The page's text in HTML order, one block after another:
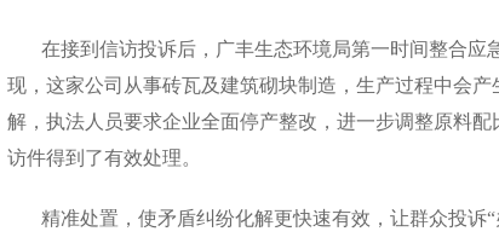
在接到信访投诉后，广丰生态环境局第一时间整合应
现，这家公司从事砖瓦及建筑砌块制造，生产过程中会
解，执法人员要求企业全面停产整改，进一步调整原料
访件得到了有效处理。
精准处置，使矛盾纠纷化解更快速有效，让群众投诉“